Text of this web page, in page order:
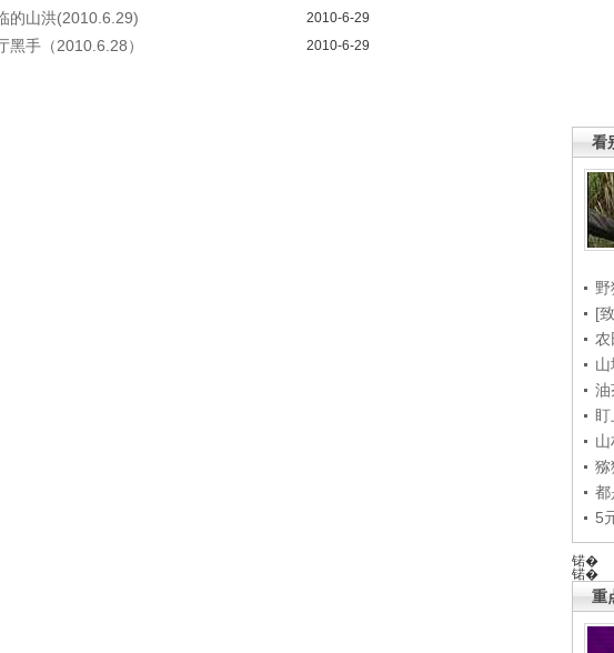
看
[
油
猕
都
5
锘�
锘�
重
的山洪(2010.6.29) 2010-6-29
黑手（2010.6.28） 2010-6-29